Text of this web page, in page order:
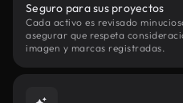
Seguro para sus proyectos
Cada activo es revisado
asegurar que respeta
imagen y marcas registradas.